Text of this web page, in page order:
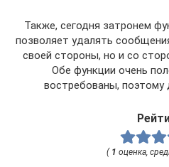
Также, сегодня затронем
позволяет удалять
своей стороны, но и со
Обе функции очень
востребованы, поэтому
( 1 оценка,